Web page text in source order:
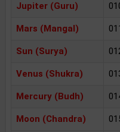
Jupiter (Guru)
Mars (Mangal)
Sun (Surya)
Venus (Shukra)
Mercury (Budh)
Moon (Chandra)